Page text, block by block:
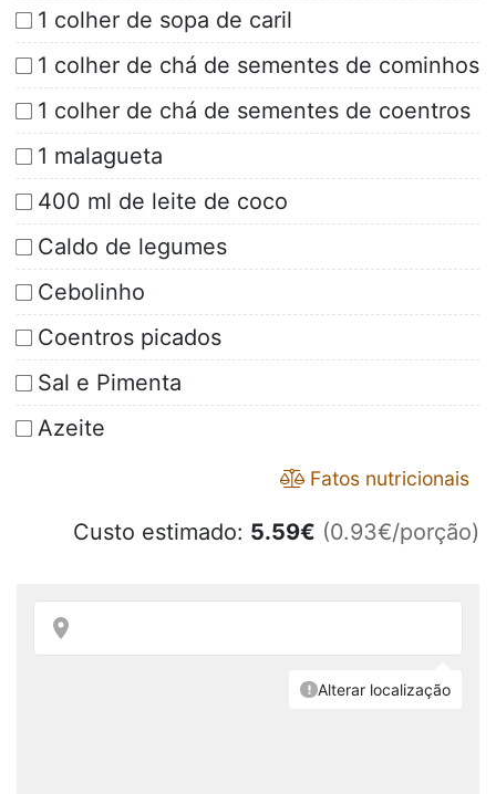
1 colher de sopa de caril
1 colher de chá de sementes de cominhos
1 colher de chá de sementes de coentros
1 malagueta
400 ml de leite de coco
Caldo de legumes
Cebolinho
Coentros picados
Sal e Pimenta
Azeite
Fatos nutricionais
Custo estimado: 5.59€ (0.93€/porção)